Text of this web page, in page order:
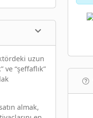
uzun
“şeffaflık”
almak,